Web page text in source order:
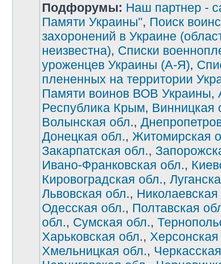
Нет
непрочитанных
Подфорумы: Наш партнер -
Памяти Украины", Поиск
захоронений в Украине
неизвестна), Списки
уроженцев Украины (А-Я),
плененных на территории
Памяти воинов ВОВ Украины,
Республика Крым, Винницкая
Волынская обл.,
Донецкая обл., Житомирская
Закарпатская обл.,
Ивано-Франковская обл.,
Кировоградская обл.,
Львовская обл.,
Одесская обл., Полтавская
обл., Сумская обл.,
Харьковская обл.,
Хмельницкая обл.,